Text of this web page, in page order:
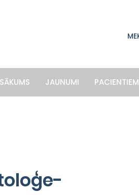
SĀKUMS JAUNUMI PACIENTIEM